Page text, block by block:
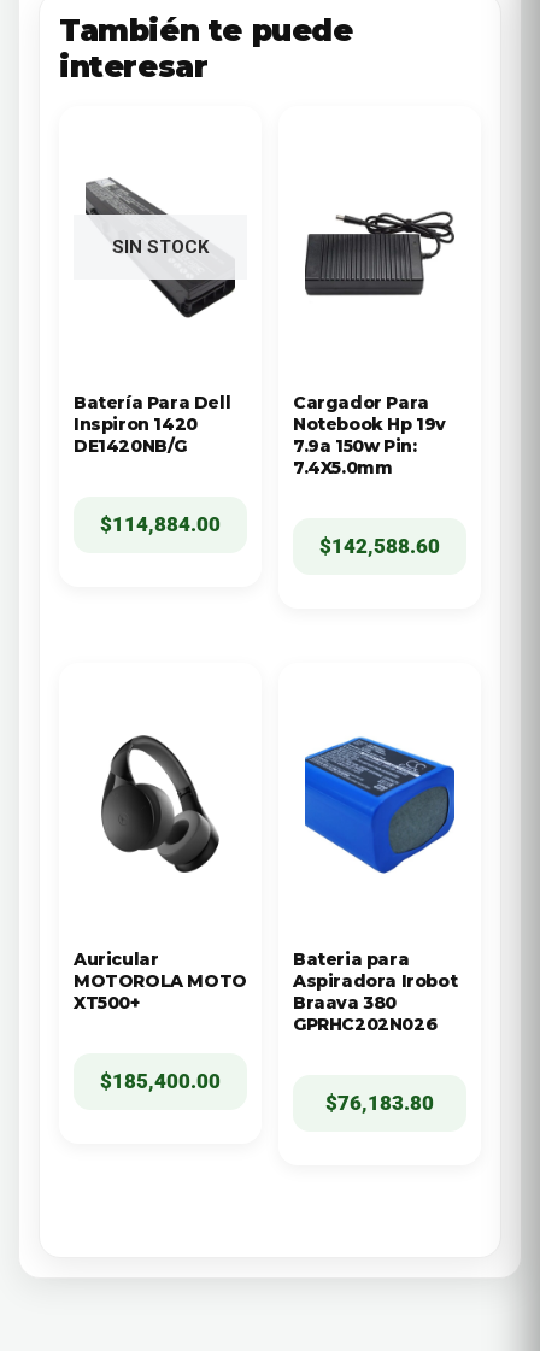
También te puede
interesar
SIN STOCK
Batería Para Dell
Inspiron 1420
DE1420NB/G
$114,884.00
Cargador Para
Notebook Hp 19v
7.9a 150w Pin:
7.4X5.0mm
$142,588.60
Auricular
MOTOROLA MOTO
XT500+
$185,400.00
Bateria para
Aspiradora Irobot
Braava 380
GPRHC202N026
$76,183.80